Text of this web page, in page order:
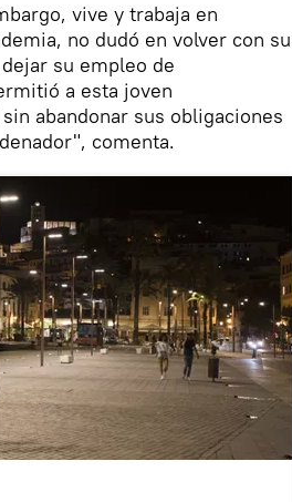
vive y trabaja en
no dudó en volver con su
su empleo de
a esta joven
abandonar sus obligaciones
comenta.